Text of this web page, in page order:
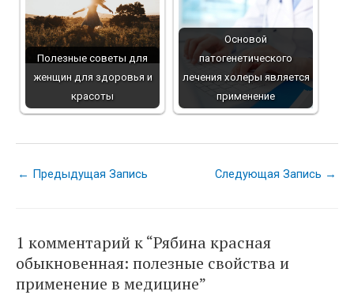
Полезные советы для
женщин для здоровья и
красоты
Основой
патогенетического
лечения холеры является
применение
Навигация
← Предыдущая Запись Следующая Запись →
1 комментарий к “Рябина красная
обыкновенная: полезные свойства и
применение в медицине”